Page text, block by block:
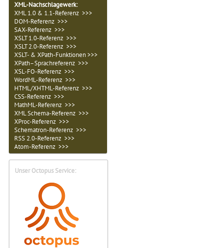
XML-Nachschlagewerk:
XML 1.0 & 1.1-Referenz >>>
DOM-Referenz >>>
SAX-Referenz >>>
XSLT 1.0-Referenz >>>
XSLT 2.0-Referenz >>>
XSLT- & XPath-Funktionen >>>
XPath–Sprachreferenz >>>
XSL-FO-Referenz >>>
WordML-Referenz >>>
HTML/XHTML-Referenz >>>
CSS-Referenz >>>
MathML-Referenz >>>
XML Schema-Referenz >>>
XProc-Referenz >>>
Schematron-Referenz >>>
RSS 2.0-Referenz >>>
Atom-Referenz >>>
Unser Octopus Service: